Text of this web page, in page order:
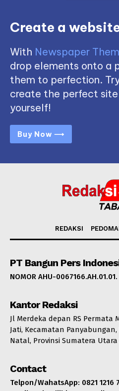
Create a
With Newspaper
drop elements onto a
them to perfection.
create the perfect site
yourself!
Buy Now ⟶
REDAKSI
PT Bangun Pers
NOMOR AHU-0067166.AH.01.01.
Kantor Redaksi
Jl Merdeka depan RS Permata
Jati, Kecamatan
Natal, Provinsi Sumatera Utara
Contact
Telpon/WahatsApp: 0821 1216